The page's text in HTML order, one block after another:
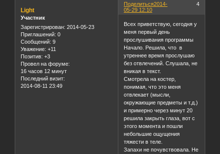
Поделиться 4
2014-
05-29 12:10
Light
Участник
Зарегистрирован: 2014-05-23
Приглашений: 0
Сообщений: 9
Уважение: +11
Позитив: +3
Провел на форуме:
16 часов 12 минут
Последний визит:
2014-08-11 23:49
Всех приветствую, сегодня у
меня первый день
прослушивания программы
Начало. Решила, что в
утреннее время прослушаю
без отвлечений. Слушала, не
вникая в текст.
Смотрела на костер,
понимая, что это меня
отвлекает (мысли,
окружающие предметы и т.д.)
и примерно через минут 20
решила закрыть глаза, вот с
этого момента и пошли
небольшие ощущения
тяжести в теле.
Запахи не почувствовала. Не